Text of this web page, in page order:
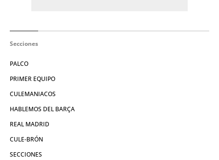
Secciones
PALCO
PRIMER EQUIPO
CULEMANIACOS
HABLEMOS DEL BARÇA
REAL MADRID
CULE-BRÓN
SECCIONES